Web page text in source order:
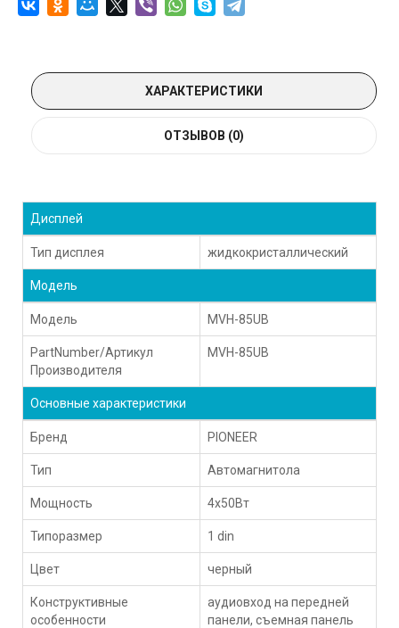
ХАРАКТЕРИСТИКИ
ОТЗЫВОВ (0)
Дисплей
Тип дисплея жидкокристаллический
Модель
Модель MVH-85UB
PartNumber/Артикул
Производителя
MVH-85UB
Основные характеристики
Бренд PIONEER
Тип Автомагнитола
Мощность 4x50Вт
Типоразмер 1 din
Цвет черный
Конструктивные
особенности
аудиовход на передней
панели, съемная панель